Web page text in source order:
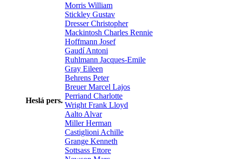
Heslá pers.
Morris William
Stickley Gustav
Dresser Christopher
Mackintosh Charles Rennie
Hoffmann Josef
Gaudí Antoni
Ruhlmann Jacques-Emile
Gray Eileen
Behrens Peter
Breuer Marcel Lajos
Perriand Charlotte
Wright Frank Lloyd
Aalto Alvar
Miller Herman
Castiglioni Achille
Grange Kenneth
Sottsass Ettore